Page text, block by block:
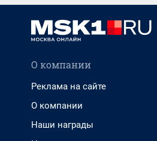
О компании
Реклама на сайте
О компании
Наши награды